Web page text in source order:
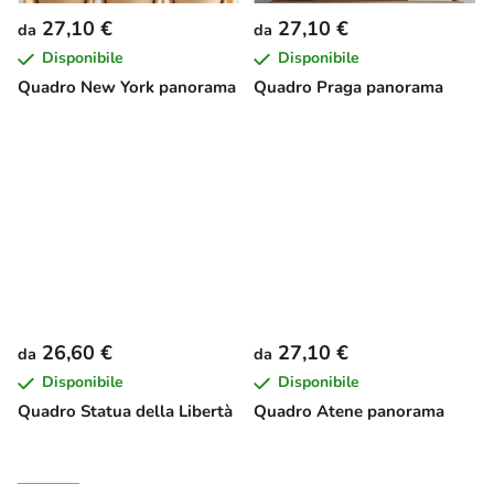
Quadro New York panorama
da 27,10 €
Disponibile
Quadro Praga panorama
da 27,10 €
Disponibile
Quadro Statua della Libertà
da 26,60 €
Disponibile
Quadro Atene panorama
da 27,10 €
Disponibile